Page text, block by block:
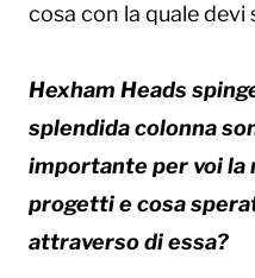
cosa con la quale
Hexham Heads
splendida colonna
importante per voi la
progetti e cosa
attraverso di essa?